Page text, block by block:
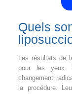
Quels
Les résultats de
pour les yeux.
changement
la procédure.